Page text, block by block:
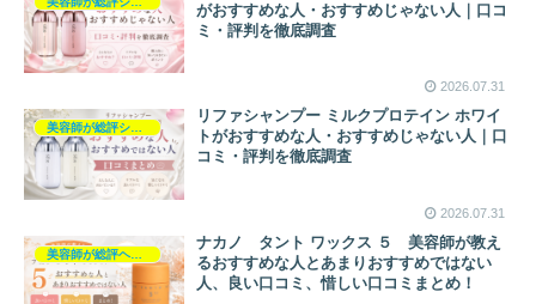
がおすすめな人・おすすめじゃない人｜口コ
ミ・評判を徹底調査
2026.07.31
美容師が総評シャンプー
リファシャンプー ミルクプロテイン ホワイ
トがおすすめな人・おすすめじゃない人｜口
コミ・評判を徹底調査
2026.07.31
ナカノ タント ワックス ５ 美容師が教え
るおすすめな人とあまりおすすめではない
人、良い口コミ、惜しい口コミまとめ！